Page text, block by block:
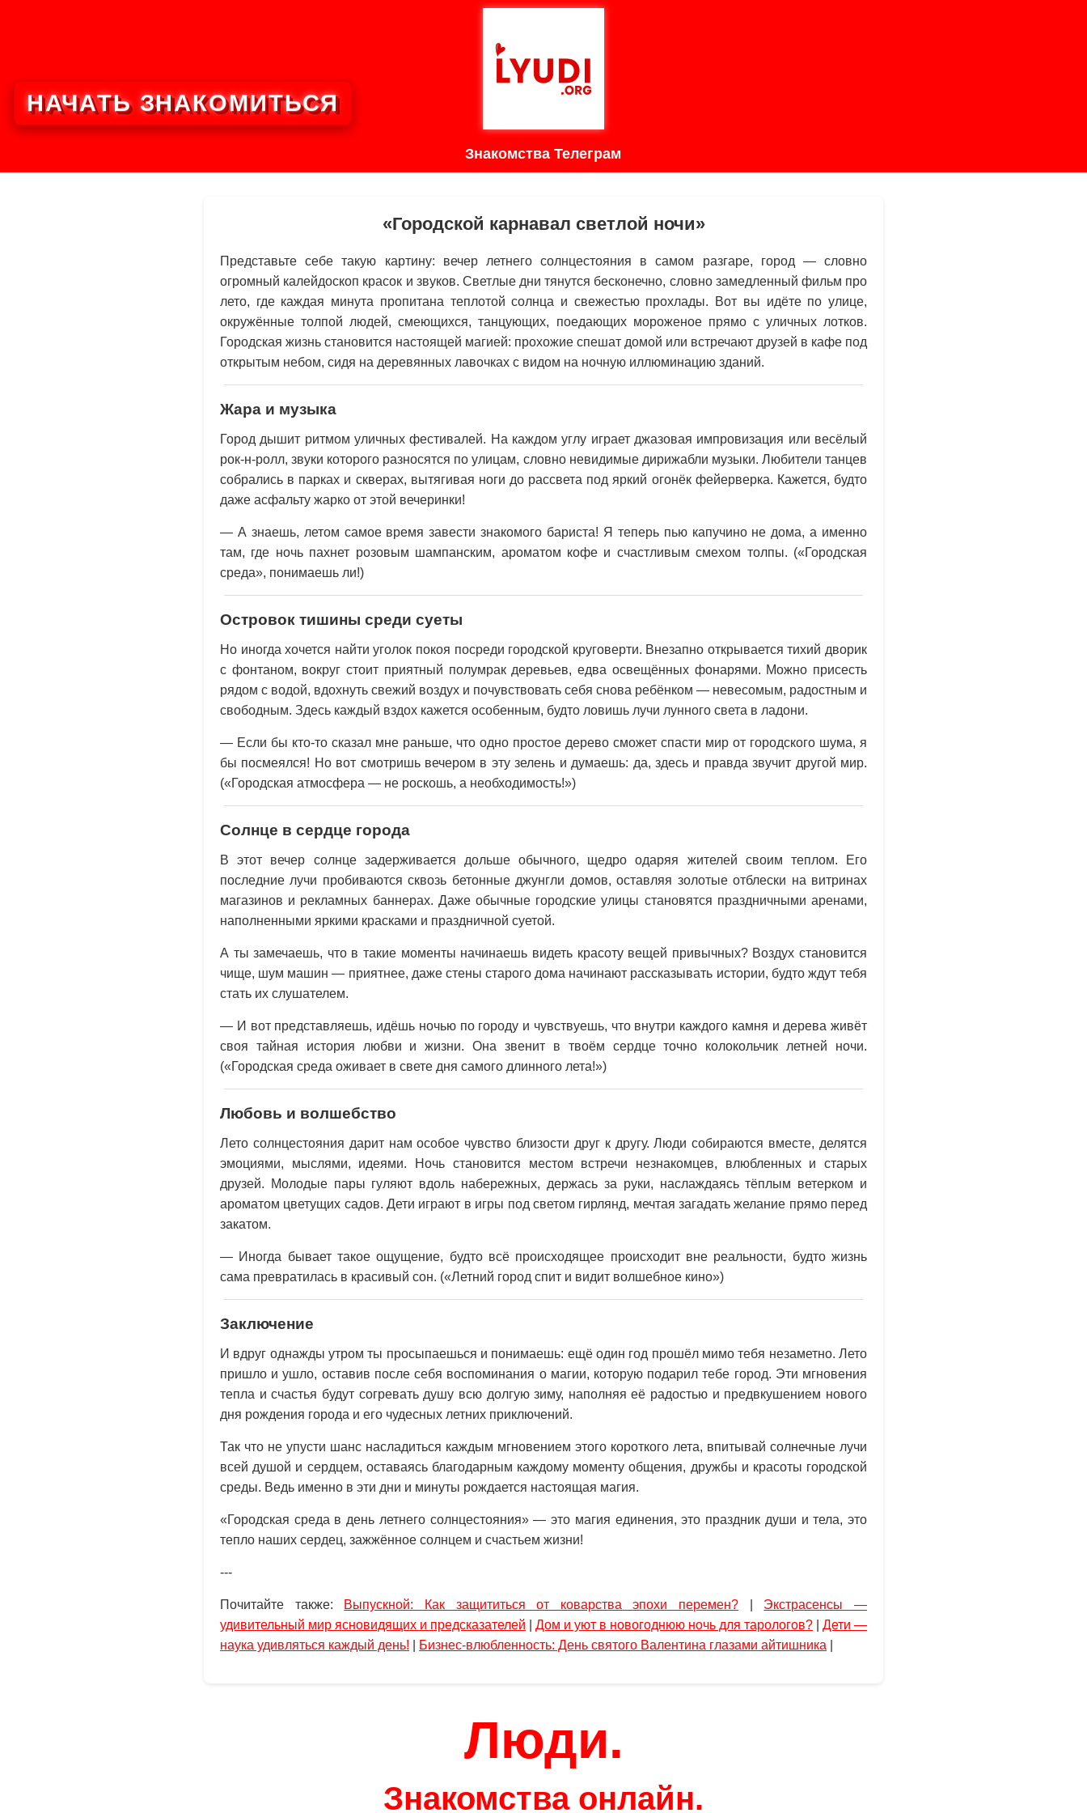
Знакомства Телеграм
«Городской карнавал светлой ночи»
Представьте себе такую картину: вечер летнего солнцестояния в самом разгаре, город — словно
огромный калейдоскоп красок и звуков. Светлые дни тянутся бесконечно, словно замедленный фильм про
лето, где каждая минута пропитана теплотой солнца и свежестью прохлады. Вот вы идёте по улице,
окружённые толпой людей, смеющихся, танцующих, поедающих мороженое прямо с уличных лотков.
Городская жизнь становится настоящей магией: прохожие спешат домой или встречают друзей в кафе под
открытым небом, сидя на деревянных лавочках с видом на ночную иллюминацию зданий.
Жара и музыка
Город дышит ритмом уличных фестивалей. На каждом углу играет джазовая импровизация или весёлый
рок-н-ролл, звуки которого разносятся по улицам, словно невидимые дирижабли музыки. Любители танцев
собрались в парках и скверах, вытягивая ноги до рассвета под яркий огонёк фейерверка. Кажется, будто
даже асфальту жарко от этой вечеринки!
— А знаешь, летом самое время завести знакомого бариста! Я теперь пью капучино не дома, а именно
там, где ночь пахнет розовым шампанским, ароматом кофе и счастливым смехом толпы. («Городская
среда», понимаешь ли!)
Островок тишины среди суеты
Но иногда хочется найти уголок покоя посреди городской круговерти. Внезапно открывается тихий дворик
с фонтаном, вокруг стоит приятный полумрак деревьев, едва освещённых фонарями. Можно присесть
рядом с водой, вдохнуть свежий воздух и почувствовать себя снова ребёнком — невесомым, радостным и
свободным. Здесь каждый вздох кажется особенным, будто ловишь лучи лунного света в ладони.
— Если бы кто-то сказал мне раньше, что одно простое дерево сможет спасти мир от городского шума, я
бы посмеялся! Но вот смотришь вечером в эту зелень и думаешь: да, здесь и правда звучит другой мир.
(«Городская атмосфера — не роскошь, а необходимость!»)
Солнце в сердце города
В этот вечер солнце задерживается дольше обычного, щедро одаряя жителей своим теплом. Его
последние лучи пробиваются сквозь бетонные джунгли домов, оставляя золотые отблески на витринах
магазинов и рекламных баннерах. Даже обычные городские улицы становятся праздничными аренами,
наполненными яркими красками и праздничной суетой.
А ты замечаешь, что в такие моменты начинаешь видеть красоту вещей привычных? Воздух становится
чище, шум машин — приятнее, даже стены старого дома начинают рассказывать истории, будто ждут тебя
стать их слушателем.
— И вот представляешь, идёшь ночью по городу и чувствуешь, что внутри каждого камня и дерева живёт
своя тайная история любви и жизни. Она звенит в твоём сердце точно колокольчик летней ночи.
(«Городская среда оживает в свете дня самого длинного лета!»)
Любовь и волшебство
Лето солнцестояния дарит нам особое чувство близости друг к другу. Люди собираются вместе, делятся
эмоциями, мыслями, идеями. Ночь становится местом встречи незнакомцев, влюбленных и старых
друзей. Молодые пары гуляют вдоль набережных, держась за руки, наслаждаясь тёплым ветерком и
ароматом цветущих садов. Дети играют в игры под светом гирлянд, мечтая загадать желание прямо перед
закатом.
— Иногда бывает такое ощущение, будто всё происходящее происходит вне реальности, будто жизнь
сама превратилась в красивый сон. («Летний город спит и видит волшебное кино»)
Заключение
И вдруг однажды утром ты просыпаешься и понимаешь: ещё один год прошёл мимо тебя незаметно. Лето
пришло и ушло, оставив после себя воспоминания о магии, которую подарил тебе город. Эти мгновения
тепла и счастья будут согревать душу всю долгую зиму, наполняя её радостью и предвкушением нового
дня рождения города и его чудесных летних приключений.
Так что не упусти шанс насладиться каждым мгновением этого короткого лета, впитывай солнечные лучи
всей душой и сердцем, оставаясь благодарным каждому моменту общения, дружбы и красоты городской
среды. Ведь именно в эти дни и минуты рождается настоящая магия.
«Городская среда в день летнего солнцестояния» — это магия единения, это праздник души и тела, это
тепло наших сердец, зажжённое солнцем и счастьем жизни!
---
Почитайте также: Выпускной: Как защититься от коварства эпохи перемен?
Экстрасенсы —
удивительный мир ясновидящих и предсказателей
Дом и уют в новогоднюю ночь для тарологов?
Дети —
наука удивляться каждый день!
Бизнес-влюбленность: День святого Валентина глазами айтишника
Люди.
Знакомства онлайн.
НАЧАТЬ ЗНАКОМИТЬСЯ